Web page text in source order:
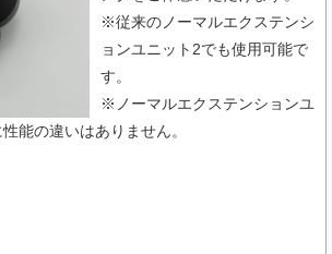
※従来のノーマルエクステンシ
ョンユニット2でも使用可能で
す。
※ ノーマルエクステンションユ
能の違いはありません。